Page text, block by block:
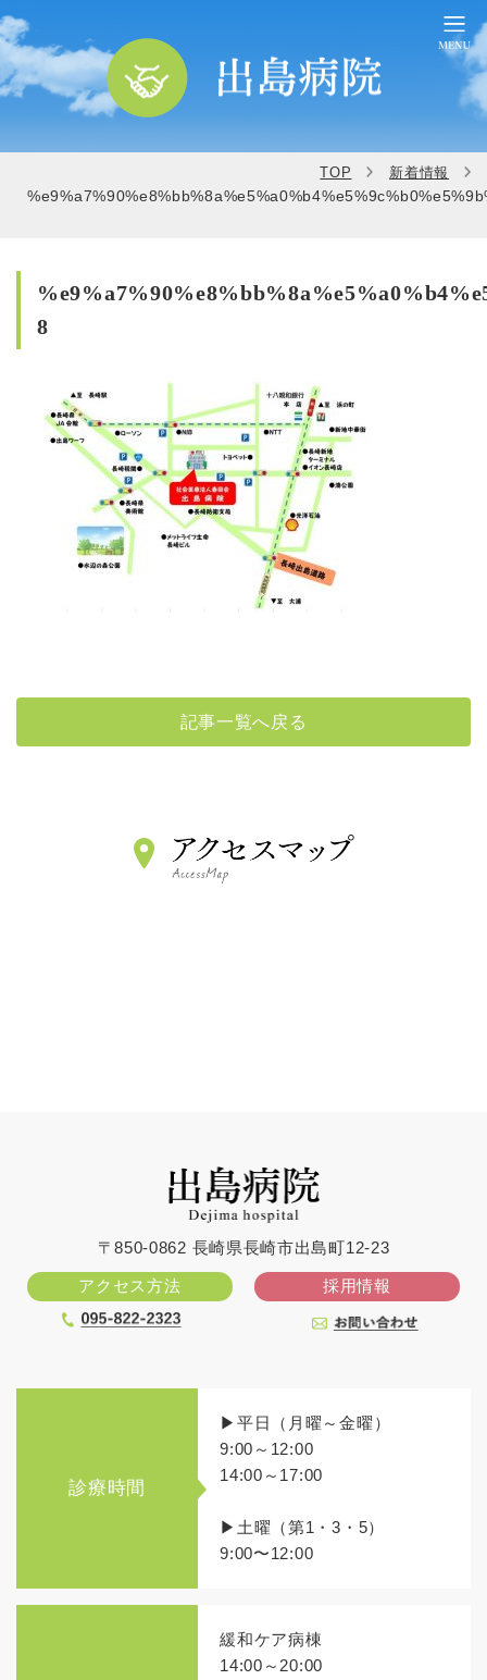
TOP 新着情報
8
記事一覧へ戻る
〒850-0862 長崎県長崎市出島町12-23
アクセス方法 採用情報
診療時間
▶平日（月曜～金曜）
9:00～12:00
14:00～17:00
▶土曜（第1・3・5）
9:00〜12:00
緩和ケア病棟
14:00～20:00